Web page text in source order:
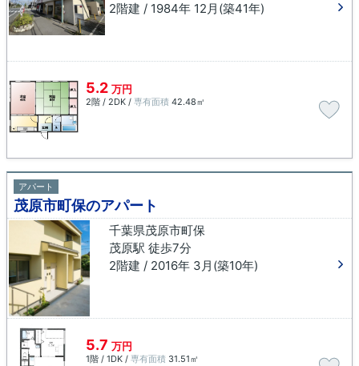
2階建 / 1984年 12月(築41年)
5.2 万円
2階 / 2DK / 専有面積 42.48㎡
アパート
茂原市町保のアパート
千葉県茂原市町保
茂原駅 徒歩7分
2階建 / 2016年 3月(築10年)
5.7 万円
1階 / 1DK / 専有面積 31.51㎡